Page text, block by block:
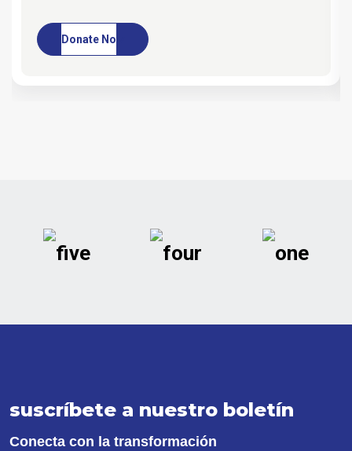
Donate Now
suscríbete a nuestro boletín
Conecta con la transformación